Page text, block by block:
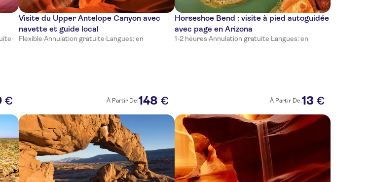
·
€
Visite du Upper Antelope Canyon avec
navette et guide local
Flexible·Annulation gratuite·Langues: en
À Partir De:148 €
Horseshoe Bend : visite à pied autoguidée
avec page en Arizona
1-2 heures·Annulation gratuite·Langues: en
À Partir De:13 €